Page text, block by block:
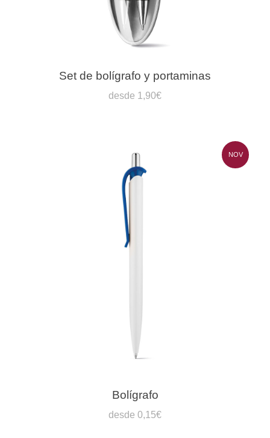
Set de bolígrafo y portaminas
desde 1,90€
NOV
Bolígrafo
desde 0,15€